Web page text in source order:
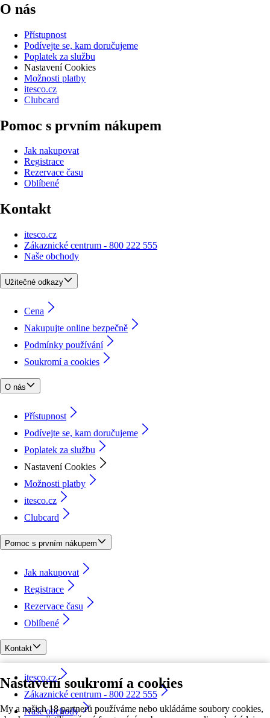
Nastavení soukromí a cookies
My a našich 18 partnerů používáme nebo ukládáme soubory cookies,
O nás
Přístupnost
Podívejte se, kam doručujeme
Poplatek za službu
Nastavení Cookies
Možnosti platby
itesco.cz
Clubcard
Pomoc s prvním nákupem
Jak nakupovat
Registrace
Rezervace času
Oblíbené
Kontakt
itesco.cz
Zákaznické centrum - 800 222 555
Naše obchody
Užitečné odkazy
Cena
Nakupujte online bezpečně
Podmínky používání
Soukromí a cookies
O nás
Přístupnost
Podívejte se, kam doručujeme
Poplatek za službu
Nastavení Cookies
Možnosti platby
itesco.cz
Clubcard
Pomoc s prvním nákupem
Jak nakupovat
Registrace
Rezervace času
Oblíbené
Kontakt
itesco.cz
Zákaznické centrum - 800 222 555
Naše obchody